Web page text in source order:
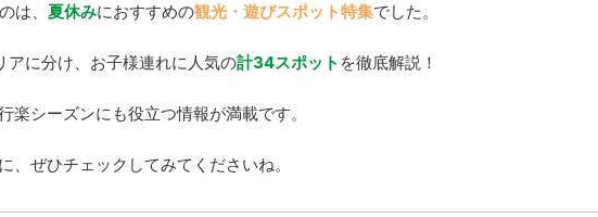
は、 夏休みにおすすめの観光・遊びスポット特集でした。
に分け、お子様連れに人気の計34スポット を徹底解説！
楽シーズンにも役立つ情報が満載です。
、ぜひチェックしてみてくださいね。